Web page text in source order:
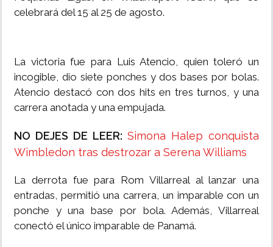
celebrará del 15 al 25 de agosto.
La victoria fue para Luis Atencio, quien toleró un
incogible, dio siete ponches y dos bases por bolas.
Atencio destacó con dos hits en tres turnos, y una
carrera anotada y una empujada.
NO DEJES DE LEER: Simona Halep conquista
Wimbledon tras destrozar a Serena Williams
La derrota fue para Rom Villarreal al lanzar una
entradas, permitió una carrera, un imparable con un
ponche y una base por bola. Además, Villarreal
conectó el único imparable de Panamá.